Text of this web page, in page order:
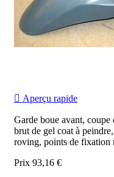
 Aperçu rapide
Garde boue avant,
brut de gel coat à
roving, points de fixation
Prix 93,16 €